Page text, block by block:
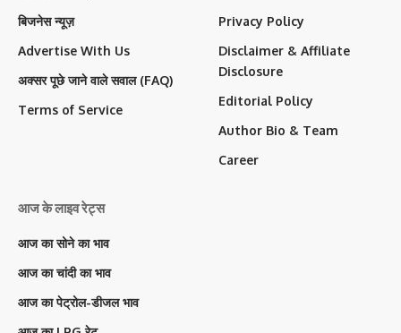
बिजनेस न्यूज़
Advertise With Us
अक्सर पूछे जाने वाले सवाल (FAQ)
Terms of Service
Privacy Policy
Disclaimer & Affiliate
Disclosure
Editorial Policy
Author Bio & Team
Career
आज के लाइव रेट्स
आज का सोने का भाव
आज का चांदी का भाव
आज का पेट्रोल-डीजल भाव